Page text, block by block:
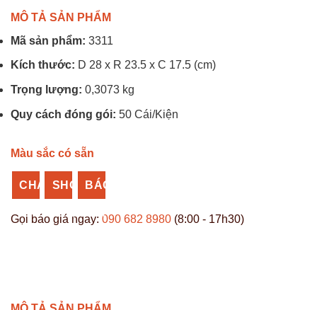
MÔ TẢ SẢN PHẨM
Mã sản phẩm: 3311
Kích thước: D 28 x R 23.5 x C 17.5 (cm)
Trọng lượng: 0,3073 kg
Quy cách đóng gói: 50 Cái/Kiện
Màu sắc có sẵn
CHAT
ZALO
SHOPEE
NHỰA
BÁO
GIÁ
Gọi báo giá ngay: 090 682 8980 (8:00 - 17h30)